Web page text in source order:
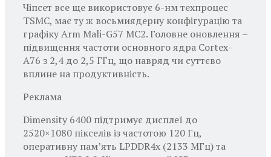
Чіпсет все ще використовує 6-нм техпроцес
TSMC, має ту ж восьмиядерну конфігурацію та
графіку Arm Mali-G57 MC2. Головне оновлення –
підвищення частоти основного ядра Cortex-
A76 з 2,4 до 2,5 ГГц, що навряд чи суттєво
вплине на продуктивність.
Реклама
Dimensity 6400 підтримує дисплеї до
2520×1080 пікселів із частотою 120 Гц,
оперативну пам’ять LPDDR4x (2133 МГц) та